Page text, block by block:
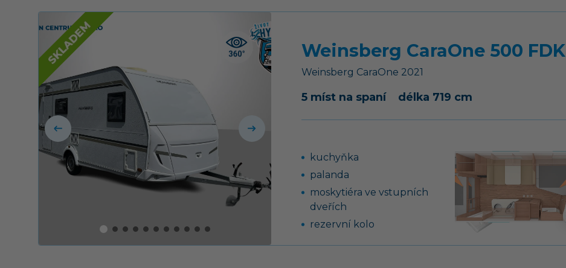
hliníkové disky kol 16“
airbag řidiče i
spolujezdce
sedačka řidiče výškově
stavitelná
Weinsberg CaraOne 500 FDK
Weinsberg CaraOne 2021
5 míst na spaní délka 719 cm
kuchyňka
palanda
moskytiéra ve vstupních
dveřích
rezervní kolo